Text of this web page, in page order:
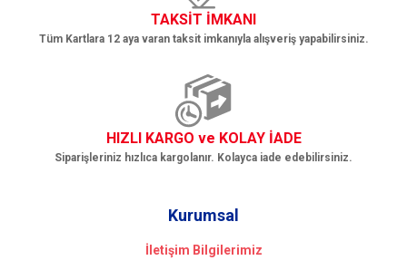
TAKSİT İMKANI
Tüm Kartlara 12 aya varan taksit imkanıyla alışveriş yapabilirsiniz.
HIZLI KARGO ve KOLAY İADE
Siparişleriniz hızlıca kargolanır. Kolayca iade edebilirsiniz.
Kurumsal
İletişim Bilgilerimiz